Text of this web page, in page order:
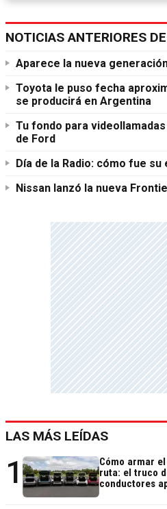
NOTICIAS ANTERIORES
Aparece la nueva
Toyota le puso fecha
se producirá en Argentina
Tu fondo para
de Ford
Día de la Radio: cómo fue
Nissan lanzó la nueva
LAS MÁS LEÍDAS
1
Cómo armar
ruta: el truco
conductores